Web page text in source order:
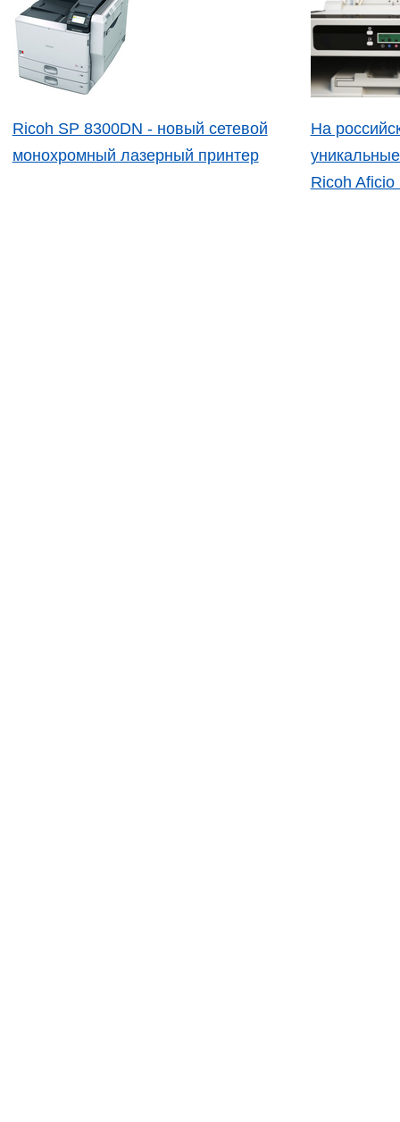
Ricoh SP 8300DN - новый сетевой
монохромный лазерный принтер
На
Ricoh